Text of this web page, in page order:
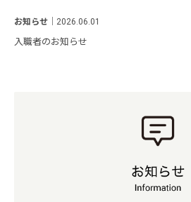
お知らせ 2026.06.01
入職者のお知らせ